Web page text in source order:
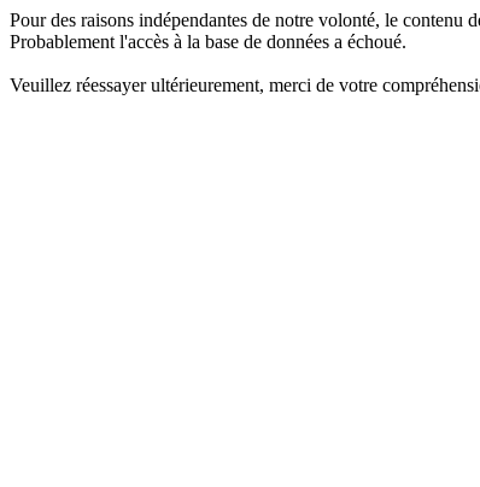
Pour des raisons indépendantes de notre volonté, le contenu
Probablement l'accès à la base de données a échoué.
Veuillez réessayer ultérieurement, merci de votre